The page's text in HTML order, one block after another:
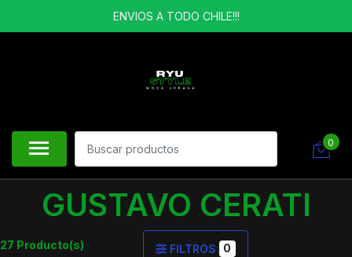
ENVIOS A TODO CHILE!!!
0
GUSTAVO CERATI
27 Producto(s) FILTROS 0